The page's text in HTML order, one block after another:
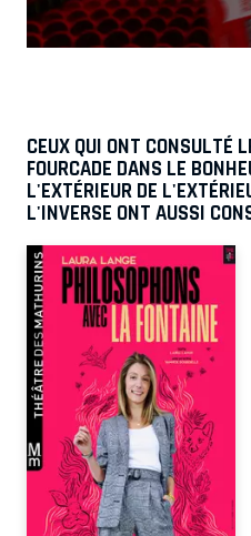
CEUX QUI ONT CONSULTÉ
FOURCADE DANS LE
L'EXTÉRIEUR DE
L'INVERSE ONT AUSSI